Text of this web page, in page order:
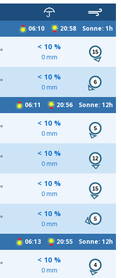
06:10 20:58 Sonne: 1h
°
< 10 %
0 mm
15
°
< 10 %
0 mm
6
06:11 20:56 Sonne: 12h
°
< 10 %
0 mm
5
°
< 10 %
0 mm
12
°
< 10 %
0 mm
15
°
< 10 %
0 mm
5
06:13 20:55 Sonne: 12h
°
< 10 %
0 mm
4